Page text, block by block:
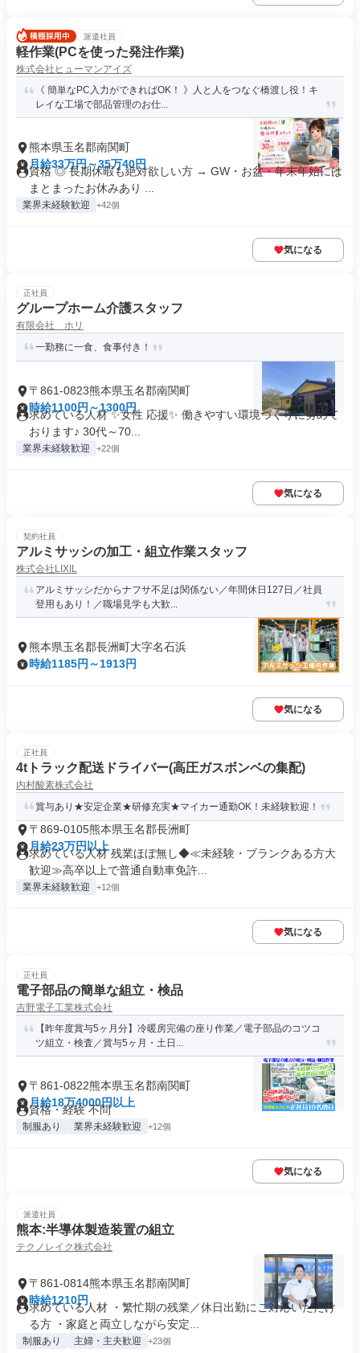
派遣社員
軽作業(PCを使った発注作業)
株式会社ヒューマンアイズ
《 簡単なPC入力ができればOK！ 》人と人をつなぐ橋渡し役！キ
レイな工場で部品管理のお仕...
熊本県玉名郡南関町
月給33万円～35万40円
資格 ◎ 長期休暇も絶対欲しい方 → GW・お盆・年末年始には
まとまったお休みあり ...
業界未経験歓迎 +42個
気になる
正社員
グループホーム介護スタッフ
有限会社 ホリ
一勤務に一食、食事付き！
〒861-0823熊本県玉名郡南関町
時給1100円～1300円
求めている人材 ✨女性 応援✨ 働きやすい環境づくりに努めて
おります♪ 30代～70...
業界未経験歓迎 +22個
気になる
契約社員
アルミサッシの加工・組立作業スタッフ
株式会社LIXIL
アルミサッシだからナフサ不足は関係ない／年間休日127日／社員
登用もあり！／職場見学も大歓...
熊本県玉名郡長洲町大字名石浜
時給1185円～1913円
気になる
正社員
4tトラック配送ドライバー(高圧ガスボンベの集配)
内村酸素株式会社
賞与あり★安定企業★研修充実★マイカー通勤OK！未経験歓迎！
〒869-0105熊本県玉名郡長洲町
月給23万円以上
求めている人材 残業ほぼ無し◆≪未経験・ブランクある方大
歓迎≫高卒以上で普通自動車免許...
業界未経験歓迎 +12個
気になる
正社員
電子部品の簡単な組立・検品
吉野電子工業株式会社
【昨年度賞与5ヶ月分】冷暖房完備の座り作業／電子部品のコツコ
ツ組立・検査／賞与5ヶ月・土日...
〒861-0822熊本県玉名郡南関町
月給18万4000円以上
資格・経験 不問
制服あり 業界未経験歓迎 +12個
気になる
派遣社員
熊本:半導体製造装置の組立
テクノレイク株式会社
〒861-0814熊本県玉名郡南関町
時給1210円
求めている人材 ・繁忙期の残業／休日出勤にご対応いただけ
る方 ・家庭と両立しながら安定...
制服あり 主婦・主夫歓迎 +23個